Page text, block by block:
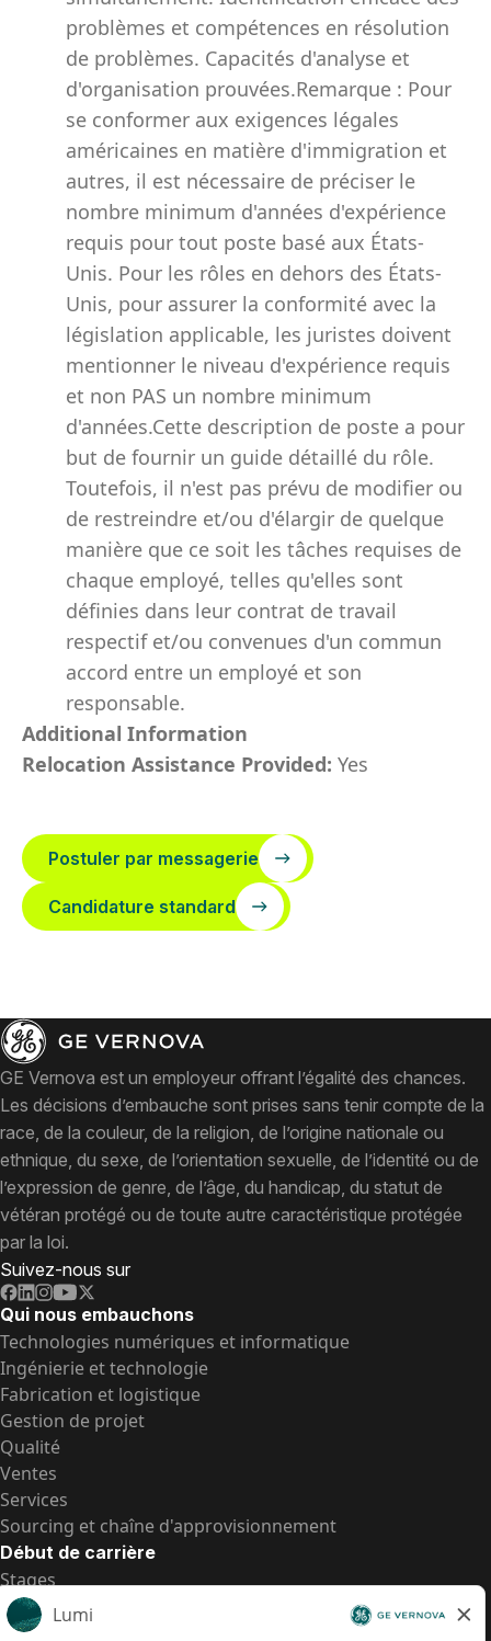
problèmes et compétences en résolution
de problèmes. Capacités d'analyse et
d'organisation prouvées.Remarque : Pour
se conformer aux exigences légales
américaines en matière d'immigration et
autres, il est nécessaire de préciser le
nombre minimum d'années d'expérience
requis pour tout poste basé aux États-
Unis. Pour les rôles en dehors des États-
Unis, pour assurer la conformité avec la
législation applicable, les juristes doivent
mentionner le niveau d'expérience requis
et non PAS un nombre minimum
d'années.Cette description de poste a pour
but de fournir un guide détaillé du rôle.
Toutefois, il n'est pas prévu de modifier ou
de restreindre et/ou d'élargir de quelque
manière que ce soit les tâches requises de
chaque employé, telles qu'elles sont
définies dans leur contrat de travail
respectif et/ou convenues d'un commun
accord entre un employé et son
responsable.
Additional Information
Relocation Assistance Provided: Yes
Postuler par messagerie
Candidature standard
GE Vernova est un employeur offrant l’égalité des chances.
Les décisions d’embauche sont prises sans tenir compte de la
race, de la couleur, de la religion, de l’origine nationale ou
ethnique, du sexe, de l’orientation sexuelle, de l’identité ou de
l’expression de genre, de l’âge, du handicap, du statut de
vétéran protégé ou de toute autre caractéristique protégée
par la loi.
Suivez-nous sur
Qui nous embauchons
Technologies numériques et informatique
Ingénierie et technologie
Fabrication et logistique
Gestion de projet
Qualité
Ventes
Services
Sourcing et chaîne d'approvisionnement
Début de carrière
Stages
Postes de d’entrée
Toutes les opportunités